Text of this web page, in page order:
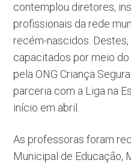
contemplou diretores,
profissionais da rede
recém-nascidos.
capacitados por meio
pela ONG Criança
parceria com a Liga na
início em abril.
As professoras foram
Municipal de Educação,